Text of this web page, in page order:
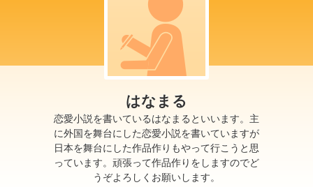
はなまる
恋愛小説を書いているはなまるといいます。主
に外国を舞台にした恋愛小説を書いていますが
日本を舞台にした作品作りもやって行こうと思
っています。頑張って作品作りをしますのでど
うぞよろしくお願いします。